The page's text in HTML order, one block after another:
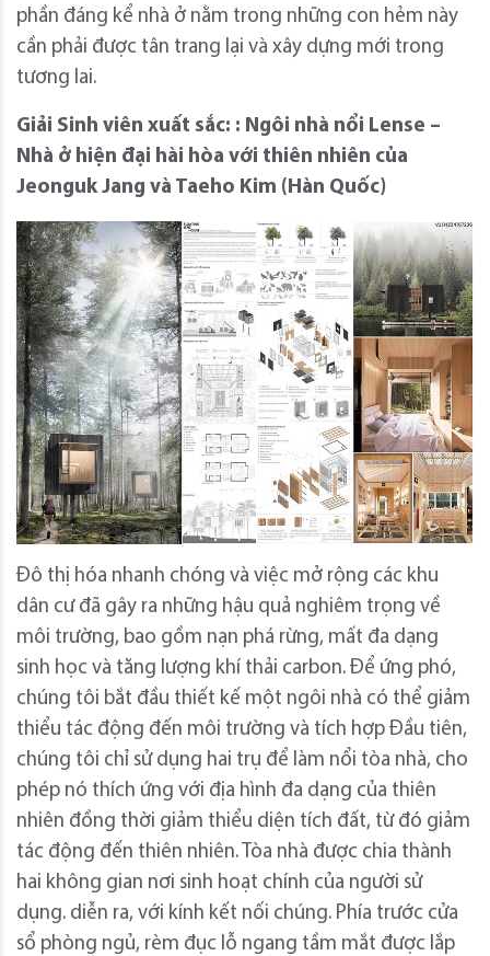
phần đáng kể nhà ở nằm trong những con hẻm này
cần phải được tân trang lại và xây dựng mới trong
tương lai.
Giải Sinh viên xuất sắc: : Ngôi nhà nổi Lense –
Nhà ở hiện đại hài hòa với thiên nhiên của
Jeonguk Jang và Taeho Kim (Hàn Quốc)
Đô thị hóa nhanh chóng và việc mở rộng các khu
dân cư đã gây ra những hậu quả nghiêm trọng về
môi trường, bao gồm nạn phá rừng, mất đa dạng
sinh học và tăng lượng khí thải carbon. Để ứng phó,
chúng tôi bắt đầu thiết kế một ngôi nhà có thể giảm
thiểu tác động đến môi trường và tích hợp Đầu tiên,
chúng tôi chỉ sử dụng hai trụ để làm nổi tòa nhà, cho
phép nó thích ứng với địa hình đa dạng của thiên
nhiên đồng thời giảm thiểu diện tích đất, từ đó giảm
tác động đến thiên nhiên. Tòa nhà được chia thành
hai không gian nơi sinh hoạt chính của người sử
dụng. diễn ra, với kính kết nối chúng. Phía trước cửa
sổ phòng ngủ, rèm đục lỗ ngang tầm mắt được lắp